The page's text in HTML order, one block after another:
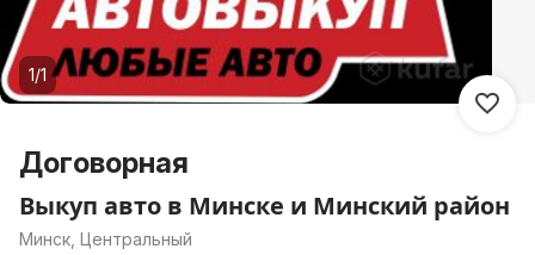
1/1
Договорная
Выкуп авто в Минске и Минский район
Минск, Центральный